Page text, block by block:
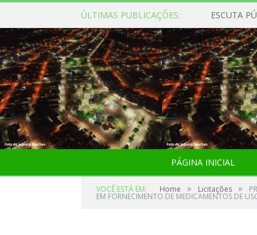
ÚLTIMAS PUBLICAÇÕES: ESCUTA
PÁGINA INICIAL
VOCÊ ESTÁ EM: Home » Licitações »
EM FORNECIMENTO DE MEDICAMENTOS DE